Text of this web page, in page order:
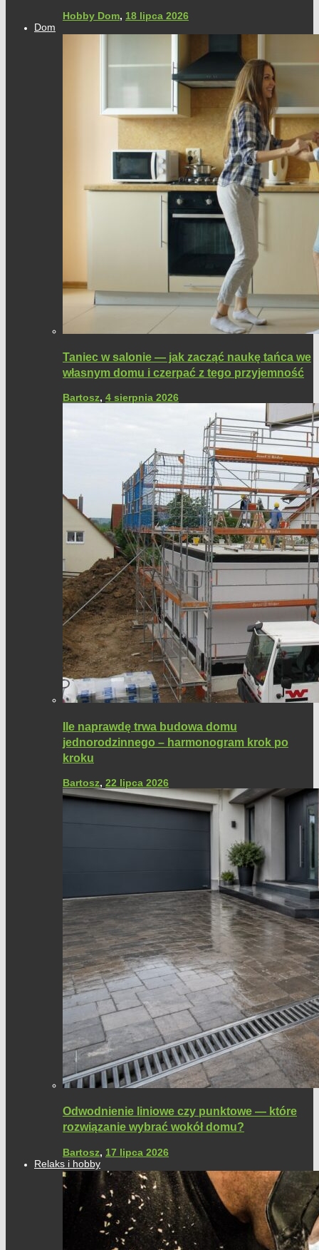
Hobby Dom, 18 lipca 2026
Dom
Taniec w salonie — jak zacząć naukę tańca we
własnym domu i czerpać z tego przyjemność
Bartosz, 4 sierpnia 2026
Ile naprawdę trwa budowa domu
jednorodzinnego – harmonogram krok po
kroku
Bartosz, 22 lipca 2026
Odwodnienie liniowe czy punktowe — które
rozwiązanie wybrać wokół domu?
Bartosz, 17 lipca 2026
Relaks i hobby